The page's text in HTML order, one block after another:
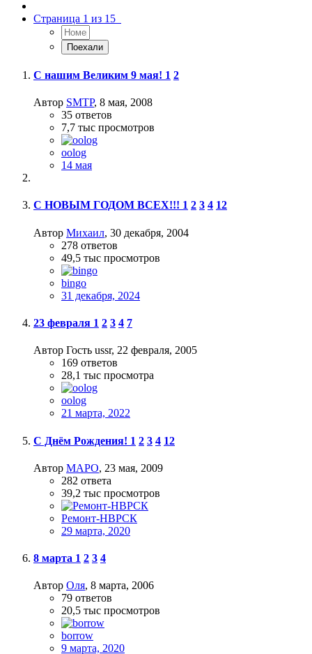
Страница 1 из 15
С нашим Великим 9 мая! 1 2
Автор SMTP, 8 мая, 2008
35 ответов
7,7 тыс просмотров
oolog
14 мая
C НОВЫМ ГОДОМ ВСЕХ!!! 1 2 3 4 12
Автор Михаил, 30 декабря, 2004
278 ответов
49,5 тыс просмотров
bingo
31 декабря, 2024
23 февраля 1 2 3 4 7
Автор Гость ussr, 22 февраля, 2005
169 ответов
28,1 тыс просмотра
oolog
21 марта, 2022
С Днём Рождения! 1 2 3 4 12
Автор МАРО, 23 мая, 2009
282 ответа
39,2 тыс просмотров
Ремонт-НВРСК
29 марта, 2020
8 марта 1 2 3 4
Автор Оля, 8 марта, 2006
79 ответов
20,5 тыс просмотров
borrow
9 марта, 2020